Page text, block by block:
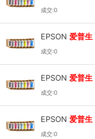
71 照片黑
成交:0
EPSON 爱普生
72 青色
成交:0
EPSON 爱普生
73 鲜洋红
成交:0
EPSON 爱普生
74 黄色
成交:0